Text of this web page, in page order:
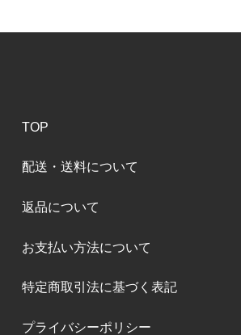
TOP
配送・送料について
返品について
お支払い方法について
特定商取引法に基づく表記
プライバシーポリシー